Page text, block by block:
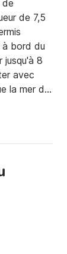
de
de 7,5
à bord du
jusqu'à 8
avec
la mer de
le coût
avec
arrivée